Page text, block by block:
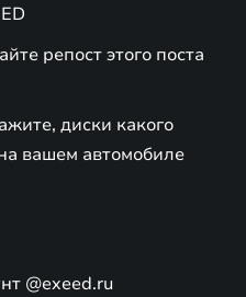
репост этого поста
диски какого
вашем автомобиле
@exeed.ru